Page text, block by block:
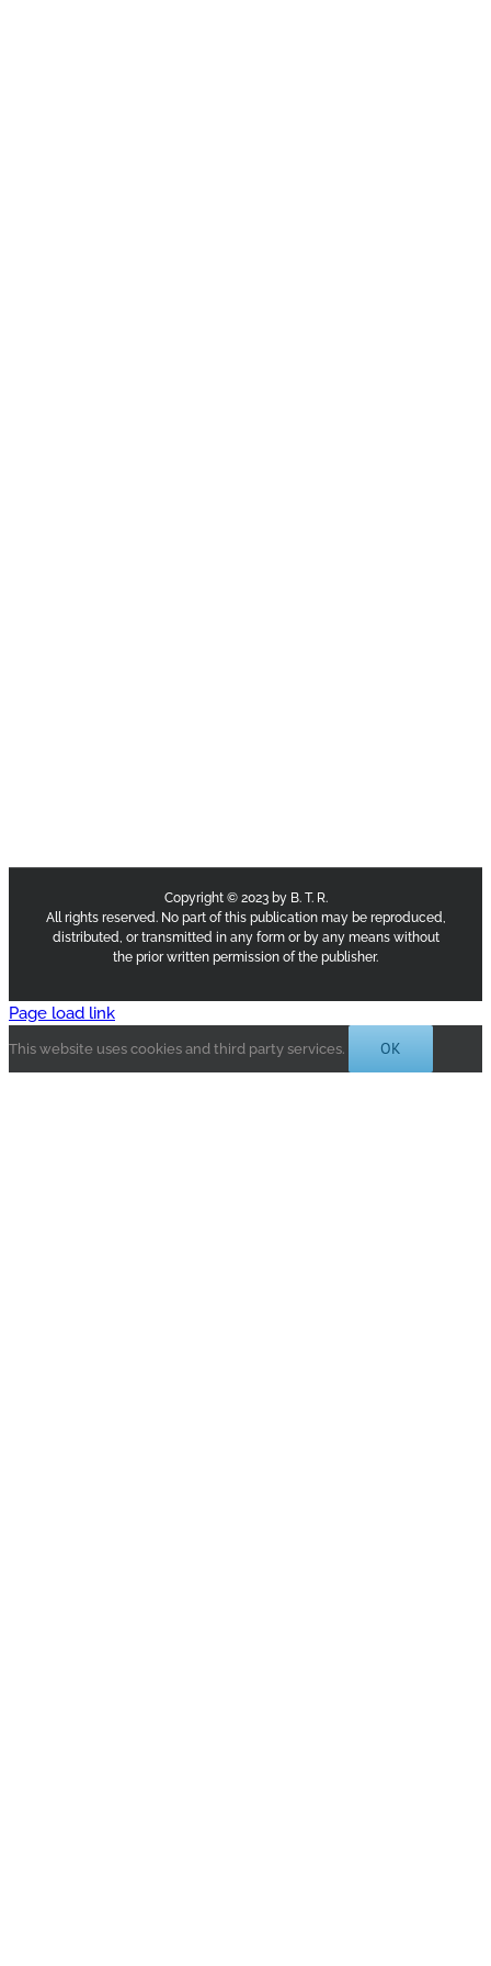
Copyright © 2023 by B. T. R.
All rights reserved. No part of this publication may be reproduced,
distributed, or transmitted in any form or by any means without
the prior written permission of the publisher.
Page load link
This website uses cookies and third party services. OK